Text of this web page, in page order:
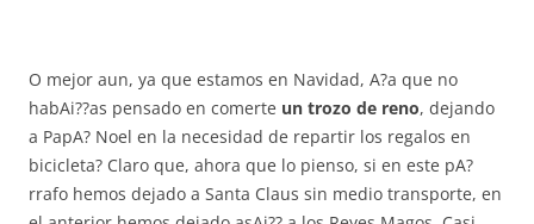
O mejor aun, ya que estamos en Navidad, A?a que no
habAi??as pensado en comerte un trozo de reno, dejando
a PapA? Noel en la necesidad de repartir los regalos en
bicicleta? Claro que, ahora que lo pienso, si en este pA?
rrafo hemos dejado a Santa Claus sin medio transporte, en